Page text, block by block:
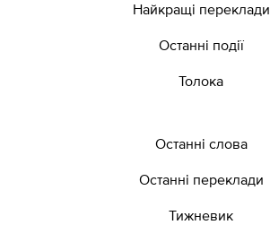
Найкращі переклади
Останні події
Толока
Останні слова
Останні переклади
Тижневик